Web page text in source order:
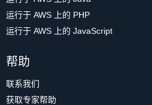
运行于 AWS 上的 PHP
运行于 AWS 上的 JavaScript
帮助
联系我们
获取专家帮助